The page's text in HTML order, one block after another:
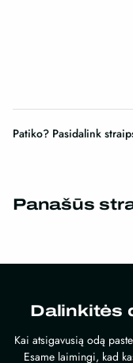
Patiko? Pasidalink
Panašūs
Dalinkitės
Kai atsigavusią odą
Esame laimingi, kad